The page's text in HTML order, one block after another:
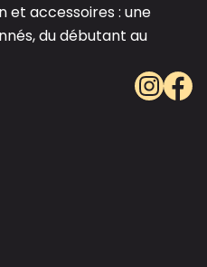
et accessoires : une
du débutant au